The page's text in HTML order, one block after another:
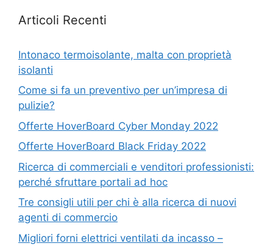
Articoli Recenti
Intonaco termoisolante, malta con proprietà
isolanti
Come si fa un preventivo per un’impresa di
pulizie?
Offerte HoverBoard Cyber Monday 2022
Offerte HoverBoard Black Friday 2022
Ricerca di commerciali e venditori professionisti:
perché sfruttare portali ad hoc
Tre consigli utili per chi è alla ricerca di nuovi
agenti di commercio
Migliori forni elettrici ventilati da incasso –